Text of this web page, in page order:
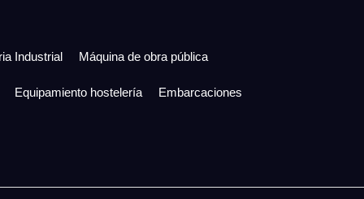
Industrial Máquina de obra pública
Equipamiento hostelería Embarcaciones